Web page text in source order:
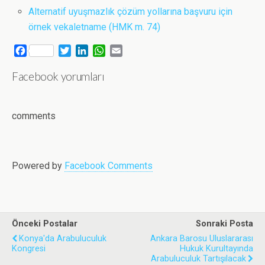
Alternatif uyuşmazlık çözüm yollarına başvuru için
örnek vekaletname (HMK m. 74)
F
c
o
i
n
W
Facebook yorumları
comments
Powered by Facebook Comments
Önceki Postalar
Konya'da Arabuluculuk
Kongresi
Sonraki Posta
Ankara Barosu Uluslararası
Hukuk Kurultayında
Arabuluculuk Tartışılacak